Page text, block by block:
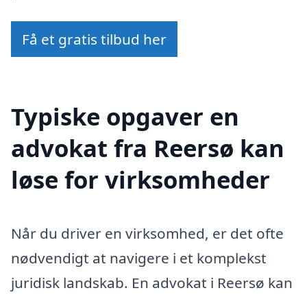
Få et gratis tilbud her
Typiske opgaver en
advokat fra Reersø kan
løse for virksomheder
Når du driver en virksomhed, er det ofte
nødvendigt at navigere i et komplekst
juridisk landskab. En advokat i Reersø kan